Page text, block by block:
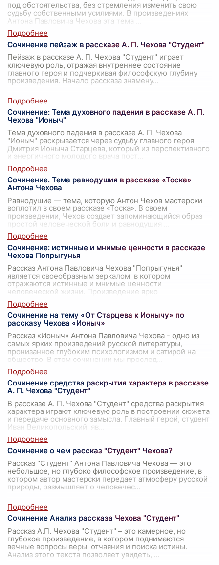
под обстоятельства, без стремления изменить свою
судьбу собственными усилиями. В произведениях
Антона Павловича Чехова эта тема
Сочинение пейзаж в рассказе А. П. Чехова "Студент"
Пейзаж в рассказе А. П. Чехова "Студент" играет
ключевую роль, отражая внутреннее состояние
главного героя и подчеркивая философскую глубину
произведения. Начало рассказа знамену...
Сочинение: Тема духовного падения в рассказе А. П.
Чехова "Ионыч"
Тема духовного падения в рассказе А. П. Чехова
"Ионыч" раскрывается через судьбу главного героя
Дмитрия Ионыча Старцева, который из перспективного
и энергичного молодого врача пост
Сочинение. Тема равнодушия в рассказе «Тоска»
Антона Чехова
Равнодушие — тема, которую Антон Чехов мастерски
воплотил в своем рассказе «Тоска». В своем
произведении, Чехов создает запоминающийся образ
простой человеческой боли и равнодушия
Сочинение: истинные и мнимые ценности в рассказе
Чехова Попрыгунья
Рассказ Антона Павловича Чехова "Попрыгунья"
является своеобразным зеркалом, в котором
отражаются истинные и мнимые ценности
человеческой жизни. Произведение ярко
демонстрирует кон
Сочинение на тему «От Старцева к Ионычу» по
рассказу Чехова «Ионыч»
Рассказ «Ионыч» Антона Павловича Чехова - одно из
самых ярких произведений русской литературы,
пронизанное глубоким психологизмом и сатирой на
общество. В этом сочинении мы прослед
Сочинение средства раскрытия характера в рассказе
А. П. Чехова "Студент"
В рассказе А. П. Чехова "Студент" средства раскрытия
характера играют ключевую роль в построении сюжета
и передаче основного замысла. Главный герой, студент
Иван Великопольский, яв
Сочинение о чем рассказ "Студент" Чехова?
Рассказ "Студент" Антона Павловича Чехова — это
небольшое, но глубоко философское произведение, в
котором автор мастерски передает атмосферу русской
природы, размышляет о человечес...
Сочинение Анализ рассказа Чехова "Студент"
Рассказ А.П. Чехова "Студент" – это камерное, но
глубокое произведение, в котором поднимаются
вечные вопросы веры, отчаяния и поиска истины.
Анализ этого текста позволяет увидеть, ...